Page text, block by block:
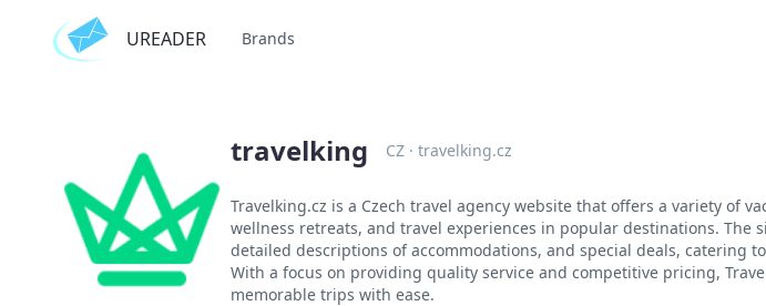
UREADER Brands
travelking CZ · travelking.cz
Travelking.cz is a Czech travel agency website that offers a variety of
wellness retreats, and travel experiences in popular destinations. The
detailed descriptions of accommodations, and special deals, catering
With a focus on providing quality service and competitive pricing,
memorable trips with ease.